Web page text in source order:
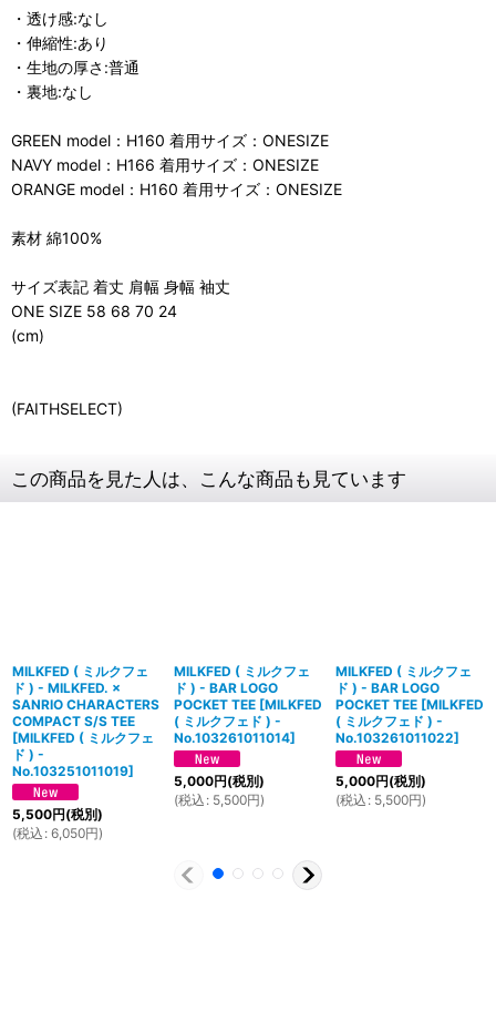
・透け感:なし
・伸縮性:あり
・生地の厚さ:普通
・裏地:なし
GREEN model：H160 着用サイズ：ONESIZE
NAVY model：H166 着用サイズ：ONESIZE
ORANGE model：H160 着用サイズ：ONESIZE
素材 綿100%
サイズ表記 着丈 肩幅 身幅 袖丈
ONE SIZE 58 68 70 24
(cm)
(FAITHSELECT)
この商品を見た人は、こんな商品も見ています
MILKFED ( ミルクフェ
ド ) - MILKFED. ×
SANRIO CHARACTERS
COMPACT S/S TEE
[MILKFED ( ミルクフェ
ド ) -
No.103251011019]
5,500円(税別)
(税込 : 6,050円)
MILKFED ( ミルクフェ
ド ) - BAR LOGO
POCKET TEE [MILKFED
( ミルクフェド ) -
No.103261011014]
5,000円(税別)
(税込 : 5,500円)
MILKFED ( ミルクフェ
ド ) - BAR LOGO
POCKET TEE [MILKFED
( ミルクフェド ) -
No.103261011022]
5,000円(税別)
(税込 : 5,500円)